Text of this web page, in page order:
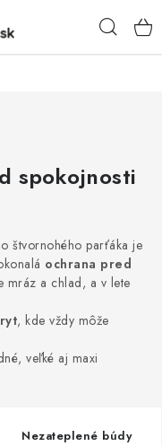
spokojnosti
štvornohého parťáka je
ochrana pred
mráz a chlad, a v lete
, kde vždy môže
veľké aj maxi
Nezateplené búdy